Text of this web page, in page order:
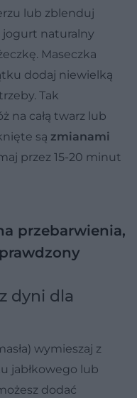
lub zblenduj
jogurt naturalny
Maseczka
dodaj niewielką
Tak
na całą twarz lub
są zmianami
przez 15-20 minut
przebarwienia,
dyni dla
wymieszaj z
jabłkowego lub
dodać